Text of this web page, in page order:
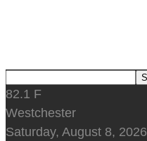
82.1 F
Westchester
Saturday, August 8, 2026